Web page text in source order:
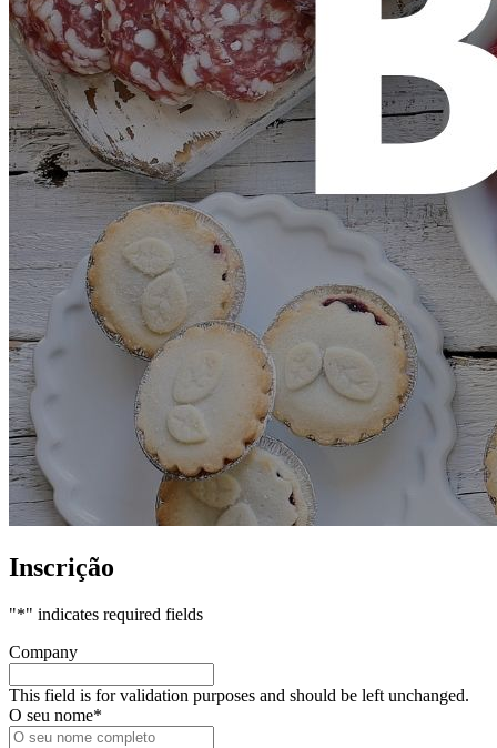
Inscrição
"*" indicates required fields
Company
This field is for validation purposes and should be left unchanged.
O seu nome*